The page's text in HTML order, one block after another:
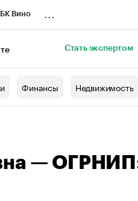
Вино
Стать экспертом
Финансы Недвижимость
—